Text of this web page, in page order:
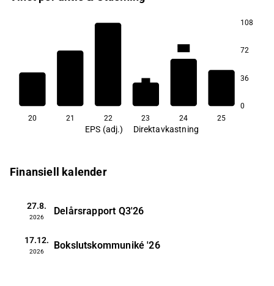
108
72
36
0
8,3
20,5
20 21 22 23 24 25
EPS (adj.) Direktavkastning
Finansiell kalender
27.8.
2026
Delårsrapport Q3'26
17.12.
2026
Bokslutskommuniké '26